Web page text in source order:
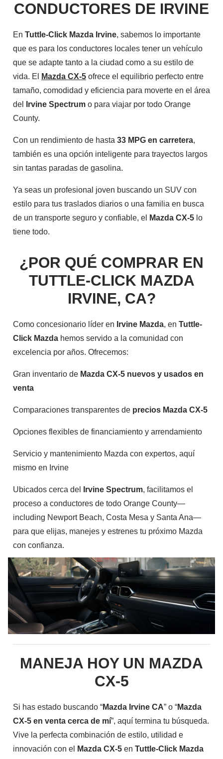
CONDUCTORES DE IRVINE
En Tuttle-Click Mazda Irvine, sabemos lo importante
que es para los conductores locales tener un vehículo
que se adapte tanto a la ciudad como a su estilo de
vida. El
Mazda CX-5 ofrece el equilibrio perfecto entre
tamaño, comodidad y eficiencia para moverte en el área
del
Irvine Spectrum o para viajar por todo Orange
County.
Con un rendimiento de hasta 33 MPG en carretera,
también es una opción inteligente para trayectos largos
sin tantas paradas de gasolina.
Ya seas un profesional joven buscando un SUV con
estilo para tus traslados diarios o una familia en busca
de un transporte seguro y confiable, el
Mazda CX-5 lo
tiene todo.
¿POR QUÉ COMPRAR EN
TUTTLE-CLICK MAZDA
IRVINE, CA?
Como concesionario líder en Irvine Mazda, en Tuttle-
Click Mazda hemos servido a la comunidad con
excelencia por años. Ofrecemos:
Gran inventario de Mazda CX-5 nuevos y usados en
venta
Comparaciones transparentes de precios Mazda CX-5
Opciones flexibles de financiamiento y arrendamiento
Servicio y mantenimiento Mazda con expertos, aquí
mismo en Irvine
Ubicados cerca del Irvine Spectrum, facilitamos el
proceso a conductores de todo Orange County—
including Newport Beach, Costa Mesa y Santa Ana—
para que elijas, manejes y estrenes tu próximo Mazda
con confianza.
MANEJA HOY UN MAZDA
CX-5
Si has estado buscando “Mazda Irvine CA” o “Mazda
CX-5 en venta cerca de mí”, aquí termina tu búsqueda.
Vive la perfecta combinación de estilo, utilidad e
innovación con el
Mazda CX-5 en Tuttle-Click Mazda